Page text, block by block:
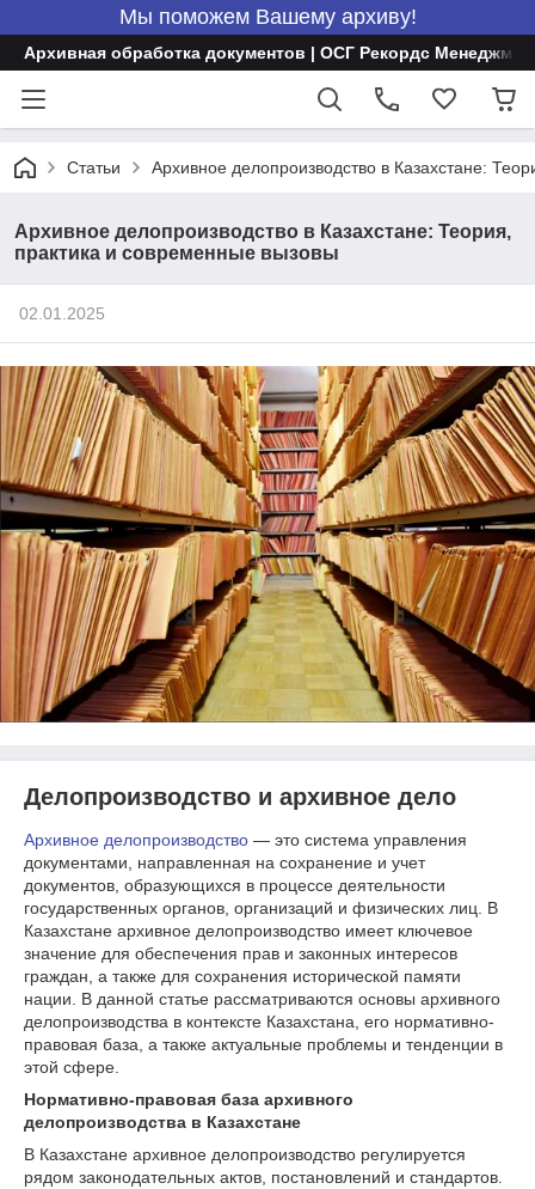
Мы поможем Вашему архиву!
Архивная обработка документов | ОСГ Рекордс
Статьи Архивное делопроизводство в Казахстане:
Архивное делопроизводство в Казахстане: Теория,
практика и современные вызовы
02.01.2025
Делопроизводство и архивное дело
Архивное делопроизводство — это система управления
документами, направленная на сохранение и учет
документов, образующихся в процессе деятельности
государственных органов, организаций и физических лиц. В
Казахстане архивное делопроизводство имеет ключевое
значение для обеспечения прав и законных интересов
граждан, а также для сохранения исторической памяти
нации. В данной статье рассматриваются основы архивного
делопроизводства в контексте Казахстана, его нормативно-
правовая база, а также актуальные проблемы и тенденции в
этой сфере.
Нормативно-правовая база архивного
делопроизводства в Казахстане
В Казахстане архивное делопроизводство регулируется
рядом законодательных актов, постановлений и стандартов.